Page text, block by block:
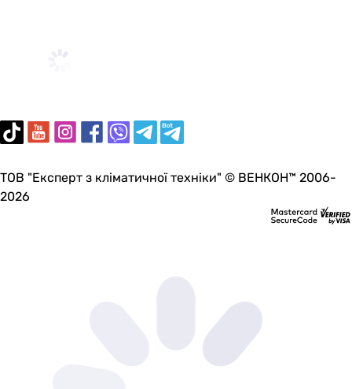
ТОВ "Експерт з кліматичної техніки" © ВЕНКОН™ 2006-
2026